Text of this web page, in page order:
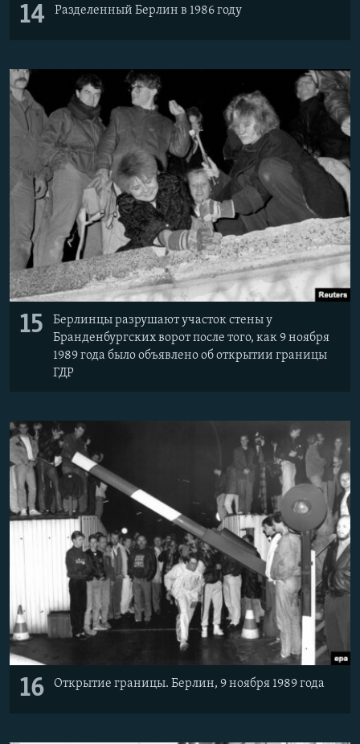
14 Разделенный Берлин в 1986 году
15
Берлинцы разрушают участок стены у
Бранденбургских ворот после того, как 9 ноября
1989 года было объявлено об открытии границы
ГДР
16 Открытие границы. Берлин, 9 ноября 1989 года